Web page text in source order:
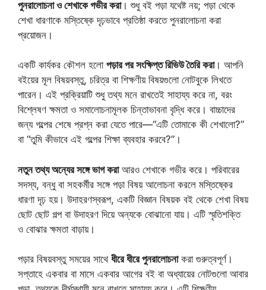
পুনরালোচনা ও শেখাকে গভীর করা। শুধু বই পড়া যথেষ্ট নয়; পড়া থেকে
শেখা ধারণাকে মস্তিষ্কে দৃঢ়ভাবে প্রতিষ্ঠা করতে পুনরালোচনা করা
প্রয়োজন।
একটি কার্যকর কৌশল হলো পড়ার পর সংক্ষিপ্ত রিভিউ তৈরি করা। আপনি
বইয়ের মূল বিষয়বস্তু, চরিত্র বা শিক্ষণীয় বিষয়গুলো নোটবুকে লিখতে
পারেন। এই প্রক্রিয়াটি শুধু তথ্য মনে রাখতেই সাহায্য করে না, বরং
বিশ্লেষণ ক্ষমতা ও সমালোচনামূলক চিন্তাভাবনা বৃদ্ধি করে। বাচ্চাদের
জন্য গল্পের শেষে প্রশ্ন করা যেতে পারে—“এটি তোমাকে কী শেখালো?”
বা “তুমি কীভাবে এই গল্পের শিক্ষা ব্যবহার করবে?”।
নতুন তথ্য অন্যের সঙ্গে ভাগ করাআরও শেখাকে গভীর করে। পরিবারের
সদস্য, বন্ধু বা সহকর্মীর সঙ্গে পড়া বিষয় আলোচনা করলে মস্তিষ্কের
ধারণা দৃঢ় হয়। উদাহরণস্বরূপ, একটি বিজ্ঞান বিষয়ক বই থেকে শেখা বিষয়
ছোট ছোট গল্প বা উদাহরণ দিয়ে অন্যকে বোঝানো যায়। এটি স্মৃতিশক্তি
ও বোঝার ক্ষমতা বাড়ায়।
পড়ার বিষয়বস্তু সময়ের সাথে ধীরে ধীরে পুনরালোচনাকরা গুরুত্বপূর্ণ।
সপ্তাহে একবার বা মাসে একবার আগের বই বা অধ্যায়ের নোটগুলো আবার